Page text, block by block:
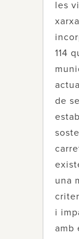
les
114
de
una
i
amb